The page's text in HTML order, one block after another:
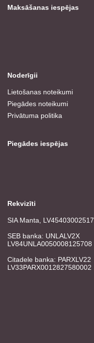
Maksāšanas iespējas
Noderīgii
Lietošanas noteikumi
Piegādes noteikumi
Privātuma politika
Piegādes iespējas
Rekvizīti
SIA Manta, LV45403002517
SEB banka: UNLALV2X
LV84UNLA0050008125708
Citadele banka: PARXLV22
LV33PARX0012827580002